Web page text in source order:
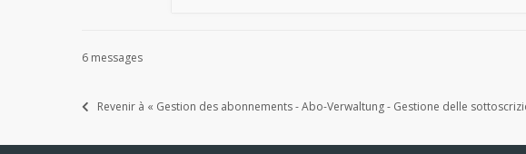
6 messages
Revenir à « Gestion des abonnements - Abo-Verwaltung - Gestione delle